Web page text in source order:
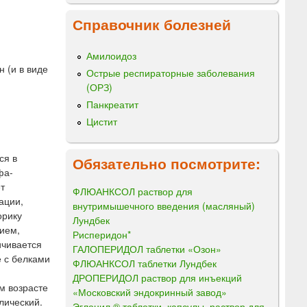
(и в виде
в
с белками
возрасте
Справочник болезней
Амилоидоз
Острые респираторные заболевания
(ОРЗ)
Панкреатит
Цистит
Обязательно посмотрите:
ФЛЮАНКСОЛ раствор для
внутримышечного введения (масляный)
Лундбек
Рисперидон*
ГАЛОПЕРИДОЛ таблетки «Озон»
ФЛЮАНКСОЛ таблетки Лундбек
ДРОПЕРИДОЛ раствор для инъекций
«Московский эндокринный завод»